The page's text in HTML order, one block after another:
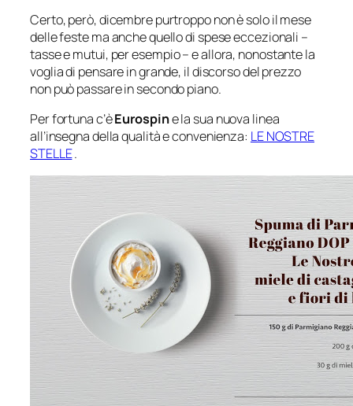
Certo, però, dicembre purtroppo non è solo il mese
delle feste ma anche quello di spese eccezionali –
tasse e mutui, per esempio – e allora, nonostante la
voglia di pensare in grande, il discorso del prezzo
non può passare in secondo piano.
Per fortuna c’èEurospine la sua nuova linea
all’insegna della qualità e convenienza: LE NOSTRE
STELLE.